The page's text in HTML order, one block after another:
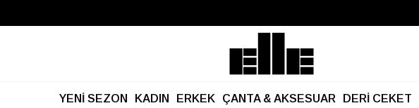
Kargo Ücretsiz!
YENİ SEZON KADIN ERKEK ÇANTA & AKSESUAR DERİ CEKET